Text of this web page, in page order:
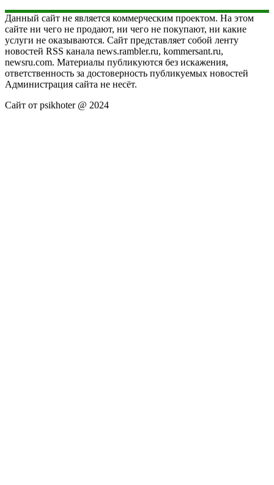
Данный сайт не является коммерческим проектом. На этом
сайте ни чего не продают, ни чего не покупают, ни какие
услуги не оказываются. Сайт представляет собой ленту
новостей RSS канала news.rambler.ru, kommersant.ru,
newsru.com. Материалы публикуются без искажения,
ответственность за достоверность публикуемых новостей
Администрация сайта не несёт.
Сайт от psikhoter @ 2024